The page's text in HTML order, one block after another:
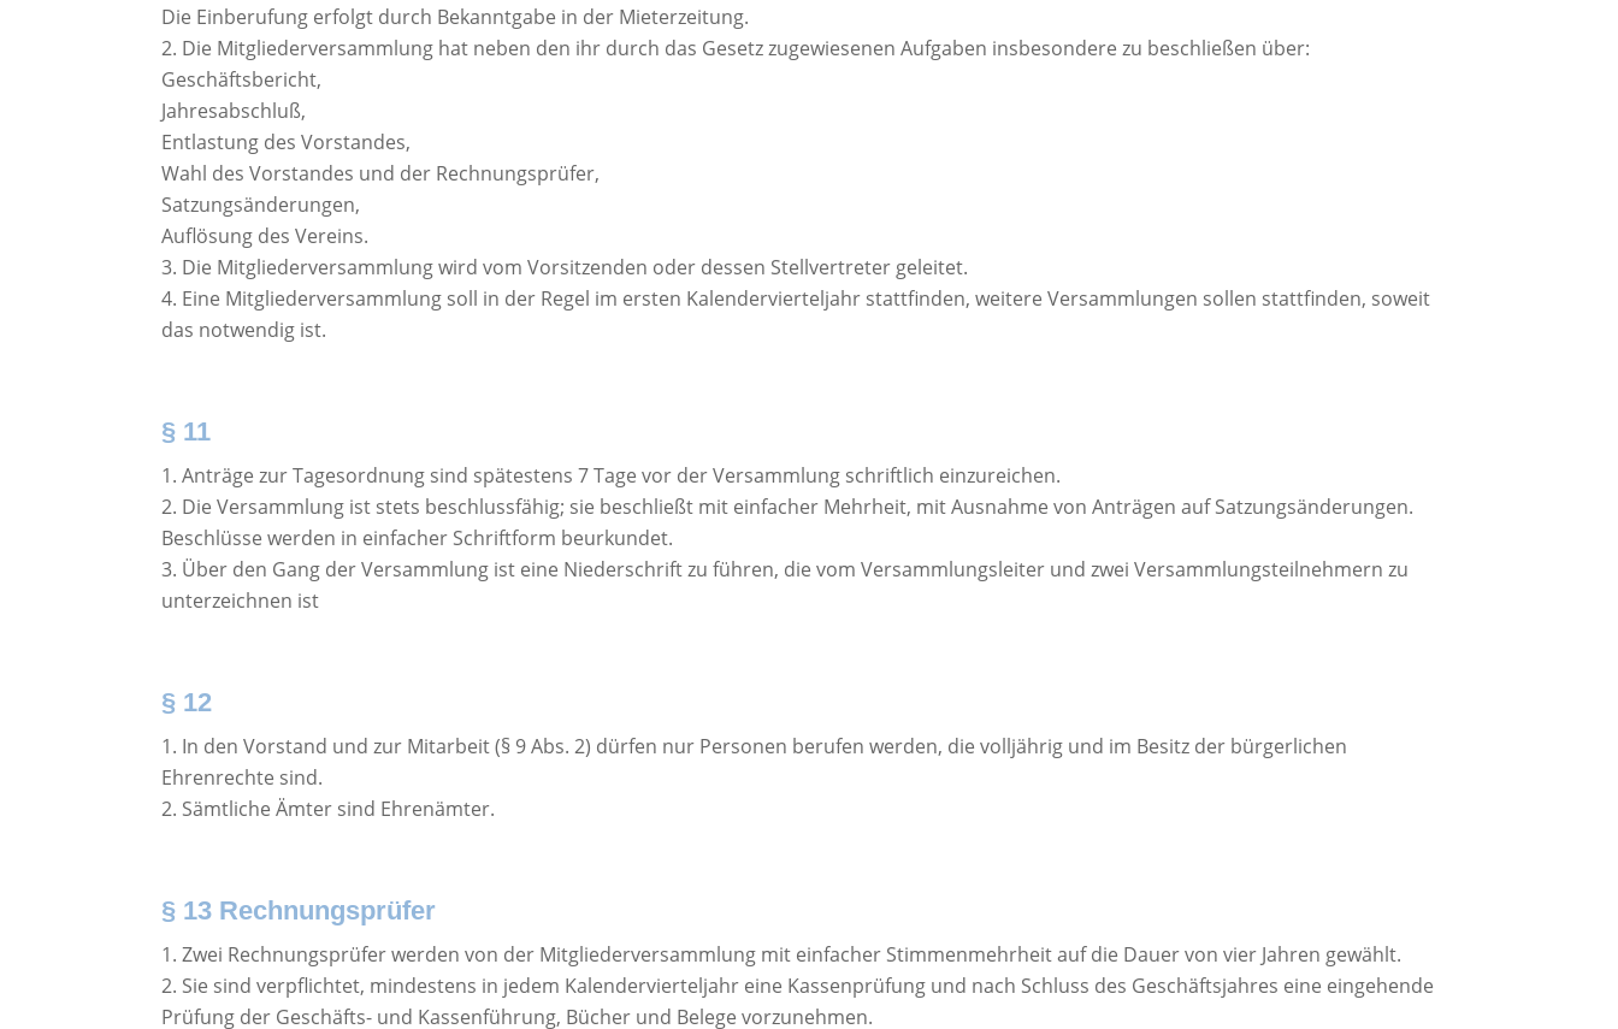
Die Einberufung erfolgt durch Bekanntgabe in der Mieterzeitung.
Die Mitgliederversammlung hat neben den ihr durch das Gesetz zugewiesenen Aufgaben insbesondere zu beschließen über:
Geschäftsbericht,
Jahresabschluß,
Entlastung des Vorstandes,
Wahl des Vorstandes und der Rechnungsprüfer,
Satzungsänderungen,
Auflösung des Vereins.
Die Mitgliederversammlung wird vom Vorsitzenden oder dessen Stellvertreter geleitet.
Eine Mitgliederversammlung soll in der Regel im ersten Kalendervierteljahr stattfinden, weitere Versammlungen sollen stattfinden, soweit
das notwendig ist.
§ 11
Anträge zur Tagesordnung sind spätestens 7 Tage vor der Versammlung schriftlich einzureichen.
Die Versammlung ist stets beschlussfähig; sie beschließt mit einfacher Mehrheit, mit Ausnahme von Anträgen auf Satzungsänderungen.
Beschlüsse werden in einfacher Schriftform beurkundet.
Über den Gang der Versammlung ist eine Niederschrift zu führen, die vom Versammlungsleiter und zwei Versammlungsteilnehmern zu
unterzeichnen ist
§ 12
In den Vorstand und zur Mitarbeit (§ 9 Abs. 2) dürfen nur Personen berufen werden, die volljährig und im Besitz der bürgerlichen
Ehrenrechte sind.
Sämtliche Ämter sind Ehrenämter.
§ 13 Rechnungsprüfer
Zwei Rechnungsprüfer werden von der Mitgliederversammlung mit einfacher Stimmenmehrheit auf die Dauer von vier Jahren gewählt.
Sie sind verpflichtet, mindestens in jedem Kalendervierteljahr eine Kassenprüfung und nach Schluss des Geschäftsjahres eine eingehende
Prüfung der Geschäfts- und Kassenführung, Bücher und Belege vorzunehmen.